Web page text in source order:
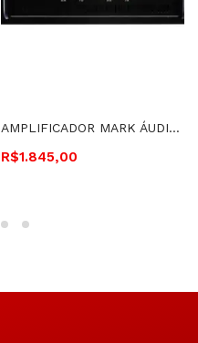
AMPLIFICADOR MARK ÁUDIO 400 WATTS RMS 4 OHMS – MK 2400
R$1.845,00